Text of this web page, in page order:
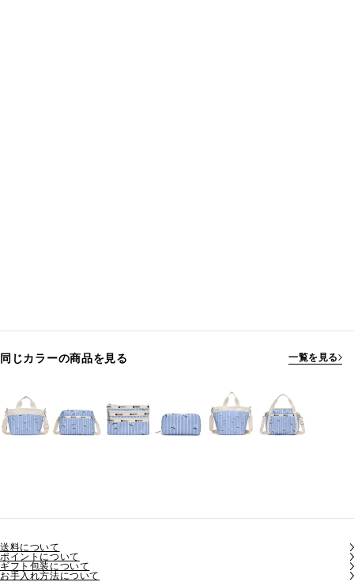
同じカラーの商品を見る 一覧を見る
送料について
ポイントについて
ギフト包装について
お手入れ方法について